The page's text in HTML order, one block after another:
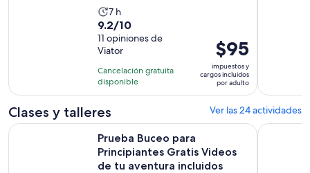
La
actividad
dura
7
horas
7 h
9.2
de
10
con
11
opiniones
9.2/10
11 opiniones de
Viator
Cancelación gratuita
disponible
El
precio
es
de
por
$95
impuestos y
cargos incluidos
por adulto
Clases y talleres Ver las 24 actividades
Prueba Buceo para
Principiantes Gratis Videos
de tu aventura incluidos
Prueba Buceo para Principiantes Gratis Videos de tuPicnic y